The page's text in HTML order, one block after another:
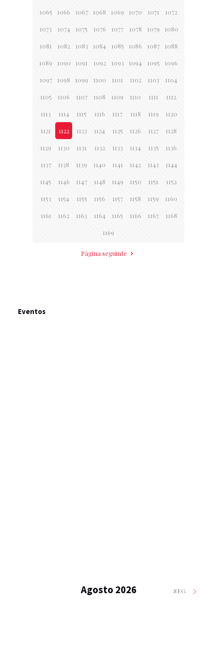
1065 1066 1067 1068 1069 1070 1071 1072
1073 1074 1075 1076 1077 1078 1079 1080
1081 1082 1083 1084 1085 1086 1087 1088
1089 1090 1091 1092 1093 1094 1095 1096
1097 1098 1099 1100 1101 1102 1103 1104
1105 1106 1107 1108 1109 1110 1111 1112
1113 1114 1115 1116 1117 1118 1119 1120
1121 1122 1123 1124 1125 1126 1127 1128
1129 1130 1131 1132 1133 1134 1135 1136
1137 1138 1139 1140 1141 1142 1143 1144
1145 1146 1147 1148 1149 1150 1151 1152
1153 1154 1155 1156 1157 1158 1159 1160
1161 1162 1163 1164 1165 1166 1167 1168
1169
Página seguinte
Eventos
Agosto 2026 SEG.